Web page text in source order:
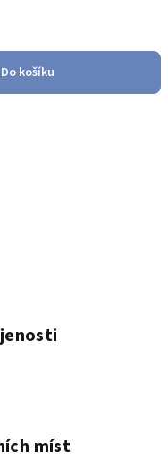
Do košíku
míst